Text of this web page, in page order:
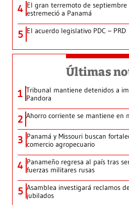
4 El gran terremoto de
estremeció a Panamá
5 El acuerdo legislativo PDC – PRD
Últimas
1 Tribunal mantiene detenidos a
Pandora
2 Ahorro corriente se mantiene en
3 Panamá y Missouri buscan
comercio agropecuario
4 Panameño regresa al país tras
fuerzas militares rusas
5 Asamblea investigará reclamos
jubilados